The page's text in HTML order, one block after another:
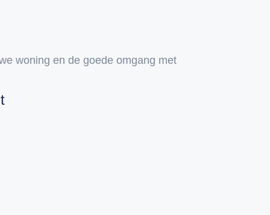
woning en de goede omgang met